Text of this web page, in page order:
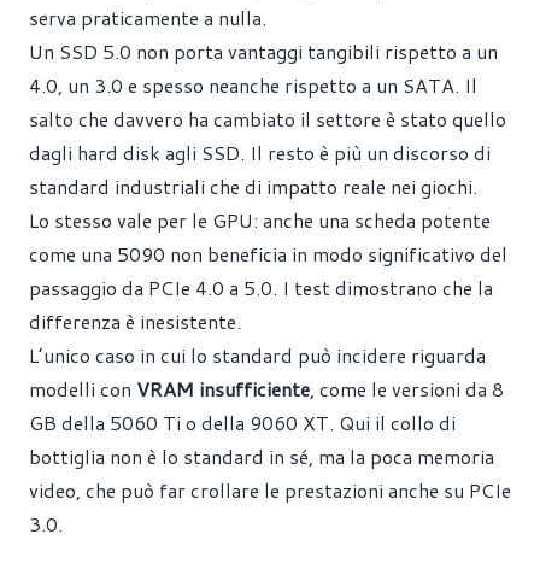
serva praticamente a nulla.
Un SSD 5.0 non porta vantaggi tangibili rispetto a un
4.0, un 3.0 e spesso neanche rispetto a un SATA. Il
salto che davvero ha cambiato il settore è stato quello
dagli hard disk agli SSD. Il resto è più un discorso di
standard industriali che di impatto reale nei giochi.
Lo stesso vale per le GPU: anche una scheda potente
come una 5090 non beneficia in modo significativo del
passaggio da PCIe 4.0 a 5.0. I test dimostrano che la
differenza è inesistente.
L’unico caso in cui lo standard può incidere riguarda
modelli con VRAM insufficiente, come le versioni da 8
GB della 5060 Ti o della 9060 XT. Qui il collo di
bottiglia non è lo standard in sé, ma la poca memoria
video, che può far crollare le prestazioni anche su PCIe
3.0.